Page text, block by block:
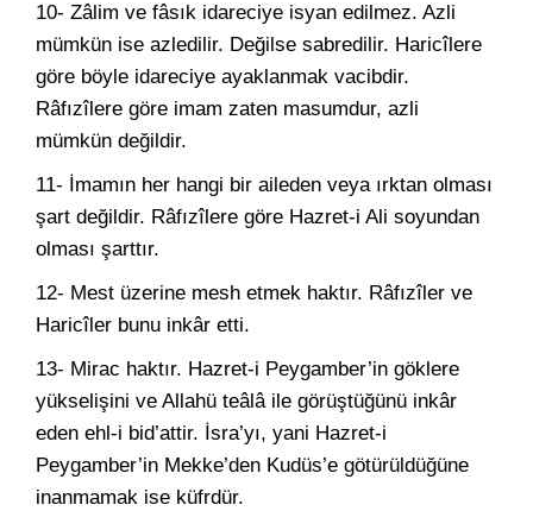
10- Zâlim ve fâsık idareciye isyan edilmez. Azli
mümkün ise azledilir. Değilse sabredilir. Haricîlere
göre böyle idareciye ayaklanmak vacibdir.
Râfızîlere göre imam zaten masumdur, azli
mümkün değildir.
11- İmamın her hangi bir aileden veya ırktan olması
şart değildir. Râfızîlere göre Hazret-i Ali soyundan
olması şarttır.
12- Mest üzerine mesh etmek haktır. Râfızîler ve
Haricîler bunu inkâr etti.
13- Mirac haktır. Hazret-i Peygamber’in göklere
yükselişini ve Allahü teâlâ ile görüştüğünü inkâr
eden ehl-i bid’attir. İsra’yı, yani Hazret-i
Peygamber’in Mekke’den Kudüs’e götürüldüğüne
inanmamak ise küfrdür.